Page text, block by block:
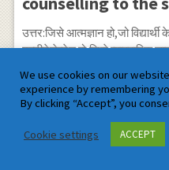
उत्तर:जिसे आत्मज्ञान हो,जो
मल्टीटेलेन्टेड हो,जिसे व्यावहारिक
Two female candidates
the Professional Career
We use cookies on our
experience by remembering
By clicking “Accept”, you
Cookie settings ACCEPT